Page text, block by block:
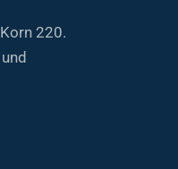
220.